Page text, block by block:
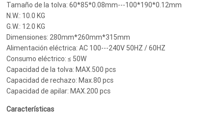
Tamaño de la tolva: 60*85*0.08mm---100*190*0.12mm
N.W.: 10.0 KG
G.W.: 12.0 KG
Dimensiones: 280mm*260mm*315mm
Alimentación eléctrica: AC 100---240V 50HZ / 60HZ
Consumo eléctrico: ≤ 50W
Capacidad de la tolva: MAX.500 pcs
Capacidad de rechazo: Max.80 pcs
Capacidad de apilar: MAX.200 pcs
Características